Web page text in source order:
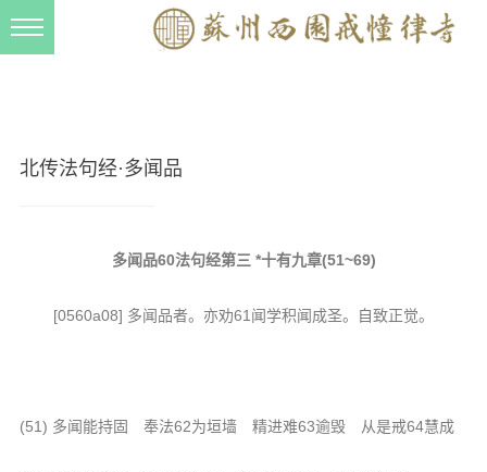
戒幢春秋
北传法句经·多闻品
多闻品60法句经第三 *十有九章(51~69)
[0560a08] 多闻品者。亦劝61闻学积闻成圣。自致正觉。
(51) 多闻能持固 奉法62为垣墙 精进难63逾毁 从是戒64慧成